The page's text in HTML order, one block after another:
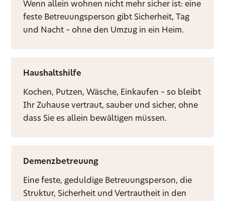
Wenn allein wohnen nicht mehr sicher ist: eine
feste Betreuungsperson gibt Sicherheit, Tag
und Nacht – ohne den Umzug in ein Heim.
Haushaltshilfe
Kochen, Putzen, Wäsche, Einkaufen – so bleibt
Ihr Zuhause vertraut, sauber und sicher, ohne
dass Sie es allein bewältigen müssen.
Demenzbetreuung
Eine feste, geduldige Betreuungsperson, die
Struktur, Sicherheit und Vertrautheit in den